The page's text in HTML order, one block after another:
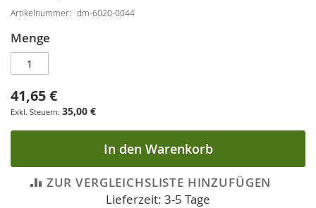
Artikelnummer dm-6020-0044
Menge
41,65 €
35,00 €
In den Warenkorb
ZUR VERGLEICHSLISTE HINZUFÜGEN
Lieferzeit: 3-5 Tage